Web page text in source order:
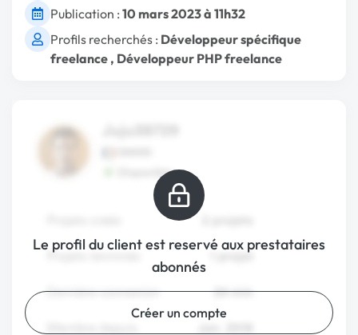
Publication : 10 mars 2023 à 11h32
Profils recherchés : Développeur spécifique
freelance , Développeur PHP freelance
Le profil du client est reservé aux prestataires
abonnés
Créer un compte